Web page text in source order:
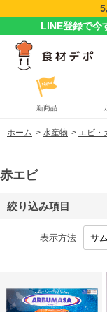
LINE登録で
新商品
ホーム > 水産物 > エビ・
赤エビ
絞り込み項目
表示方法